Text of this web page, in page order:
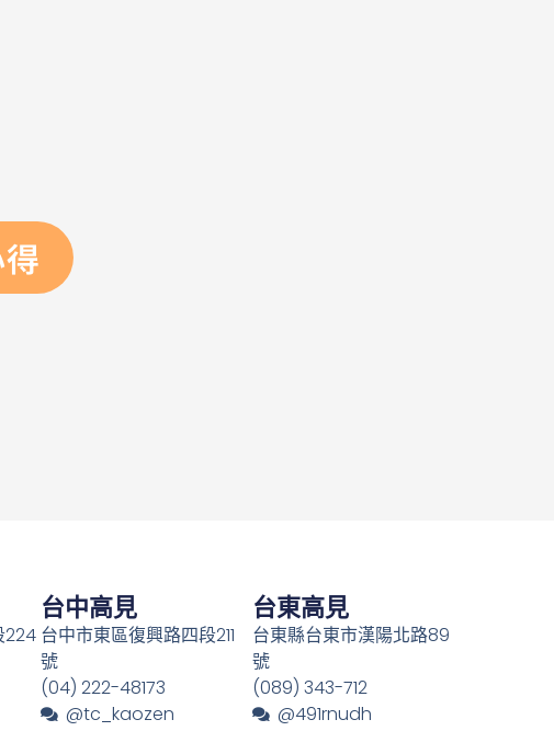
224
台中高見
台中市東區復興路四段211
號
(04) 222-48173
@tc_kaozen
台東高見
台東縣台東市漢陽北路89
號
(089) 343-712
@491rnudh